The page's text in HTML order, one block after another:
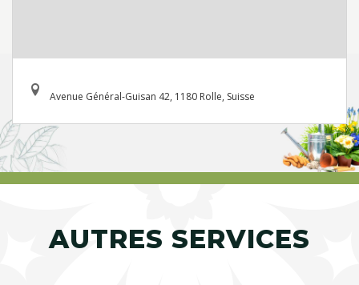
Avenue Général-Guisan 42, 1180 Rolle, Suisse
AUTRES SERVICES